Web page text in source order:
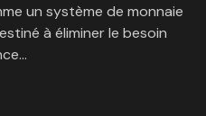
un système de monnaie
à éliminer le besoin